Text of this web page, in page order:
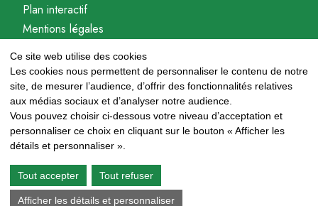
Ce site web utilise des cookies
Les cookies nous permettent de personnaliser le contenu de notre
site, de mesurer l’audience, d’offrir des fonctionnalités relatives
aux médias sociaux et d’analyser notre audience.
Vous pouvez choisir ci-dessous votre niveau d’acceptation et
personnaliser ce choix en cliquant sur le bouton « Afficher les
détails et personnaliser ».
Tout accepter Tout refuser
Afficher les détails et personnaliser
Plan interactif
Mentions légales
Réalisation : Ambition-com.fr
Nous suivre
Newsletter